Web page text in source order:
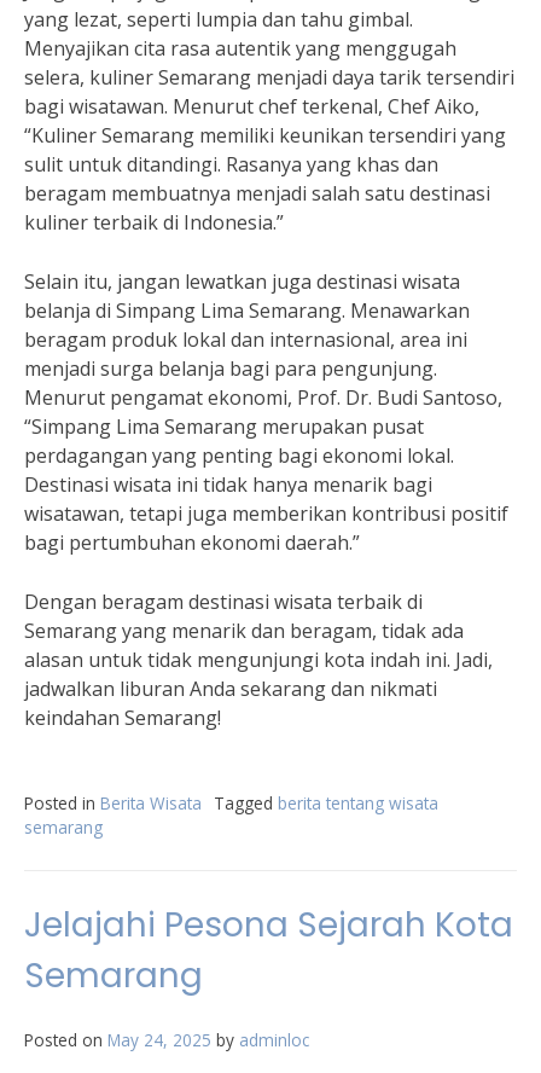
yang lezat, seperti lumpia dan tahu gimbal.
Menyajikan cita rasa autentik yang menggugah
selera, kuliner Semarang menjadi daya tarik tersendiri
bagi wisatawan. Menurut chef terkenal, Chef Aiko,
“Kuliner Semarang memiliki keunikan tersendiri yang
sulit untuk ditandingi. Rasanya yang khas dan
beragam membuatnya menjadi salah satu destinasi
kuliner terbaik di Indonesia.”
Selain itu, jangan lewatkan juga destinasi wisata
belanja di Simpang Lima Semarang. Menawarkan
beragam produk lokal dan internasional, area ini
menjadi surga belanja bagi para pengunjung.
Menurut pengamat ekonomi, Prof. Dr. Budi Santoso,
“Simpang Lima Semarang merupakan pusat
perdagangan yang penting bagi ekonomi lokal.
Destinasi wisata ini tidak hanya menarik bagi
wisatawan, tetapi juga memberikan kontribusi positif
bagi pertumbuhan ekonomi daerah.”
Dengan beragam destinasi wisata terbaik di
Semarang yang menarik dan beragam, tidak ada
alasan untuk tidak mengunjungi kota indah ini. Jadi,
jadwalkan liburan Anda sekarang dan nikmati
keindahan Semarang!
Posted in Berita Wisata Tagged berita tentang wisata
semarang
Jelajahi Pesona Sejarah Kota
Semarang
Posted on May 24, 2025 by adminloc